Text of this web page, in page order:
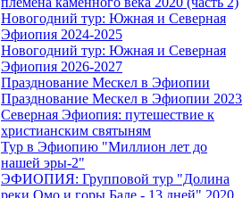
Новогодний тур: Южная и Северная
Эфиопия 2024-2025
Новогодний тур: Южная и Северная
Эфиопия 2026-2027
Празднование Мескел в Эфиопии
Празднование Мескел в Эфиопии 2023
Северная Эфиопия: путешествие к
христианским святыням
Тур в Эфиопию "Миллион лет до
нашей эры-2"
ЭФИОПИЯ: Групповой тур "Долина
реки Омо и горы Бале - 13 дней" 2020